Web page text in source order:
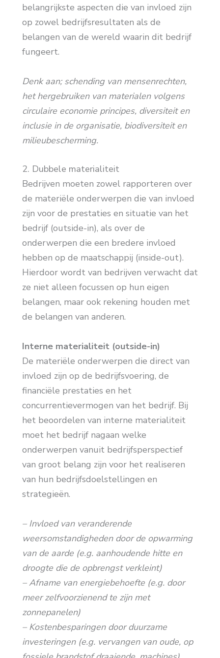
belangrijkste aspecten die van invloed zijn
op zowel bedrijfsresultaten als de
belangen van de wereld waarin dit bedrijf
fungeert.
Denk aan; schending van mensenrechten,
het hergebruiken van materialen volgens
circulaire economie principes, diversiteit en
inclusie in de organisatie, biodiversiteit en
milieubescherming.
2. Dubbele materialiteit
Bedrijven moeten zowel rapporteren over
de materiële onderwerpen die van invloed
zijn voor de prestaties en situatie van het
bedrijf (outside-in), als over de
onderwerpen die een bredere invloed
hebben op de maatschappij (inside-out).
Hierdoor wordt van bedrijven verwacht dat
ze niet alleen focussen op hun eigen
belangen, maar ook rekening houden met
de belangen van anderen.
Interne materialiteit (outside-in)
De materiële onderwerpen die direct van
invloed zijn op de bedrijfsvoering, de
financiële prestaties en het
concurrentievermogen van het bedrijf. Bij
het beoordelen van interne materialiteit
moet het bedrijf nagaan welke
onderwerpen vanuit bedrijfsperspectief
van groot belang zijn voor het realiseren
van hun bedrijfsdoelstellingen en
strategieën.
– Invloed van veranderende
weersomstandigheden door de opwarming
van de aarde (e.g. aanhoudende hitte en
droogte die de opbrengst verkleint)
– Afname van energiebehoefte (e.g. door
meer zelfvoorzienend te zijn met
zonnepanelen)
– Kostenbesparingen door duurzame
investeringen (e.g. vervangen van oude, op